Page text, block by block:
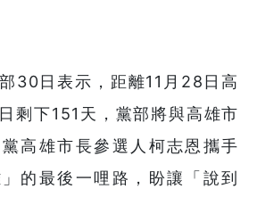
30日表示，距離11月28日高
剩下151天，黨部將與高雄市
高雄市長參選人柯志恩攜手
的最後一哩路，盼讓「說到